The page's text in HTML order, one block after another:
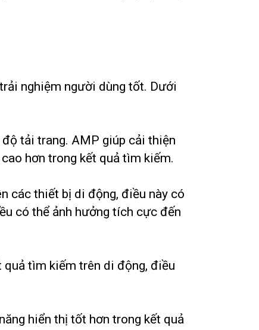
nghiệm người dùng tốt. Dưới
tải trang. AMP giúp cải thiện
hơn trong kết quả tìm kiếm.
các thiết bị di động, điều này có
có thể ảnh hưởng tích cực đến
tìm kiếm trên di động, điều
hiển thị tốt hơn trong kết quả